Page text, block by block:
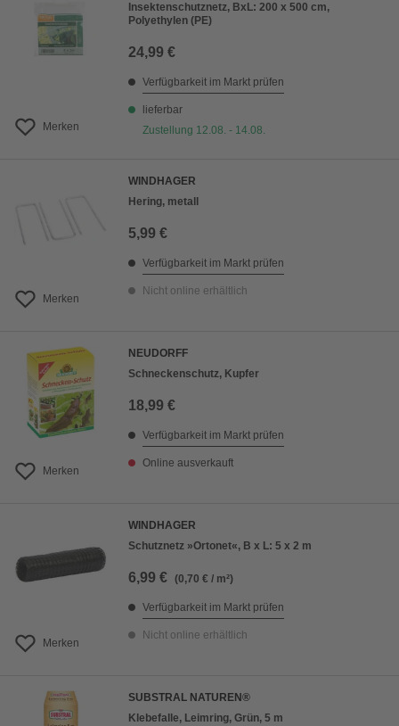
Merken
Insektenschutznetz, BxL: 200 x 500 cm,
Polyethylen (PE)
24,99 €
Verfügbarkeit im Markt prüfen
lieferbar
Zustellung 12.08. - 14.08.
Merken
WINDHAGER
Hering, metall
5,99 €
Verfügbarkeit im Markt prüfen
Nicht online erhältlich
Merken
NEUDORFF
Schneckenschutz, Kupfer
18,99 €
Verfügbarkeit im Markt prüfen
Online ausverkauft
Merken
WINDHAGER
Schutznetz »Ortonet«, B x L: 5 x 2 m
6,99 € (0,70 € / m²)
Verfügbarkeit im Markt prüfen
Nicht online erhältlich
SUBSTRAL NATUREN®
Klebefalle, Leimring, Grün, 5 m